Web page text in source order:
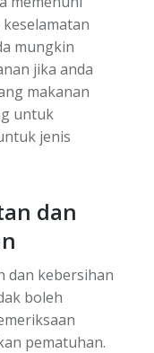
mungkin
jika anda
makanan
untuk
jenis
dan
dan kebersihan
boleh
pematuhan.